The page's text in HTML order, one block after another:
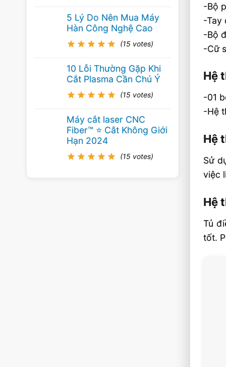
5 Lý Do Nên Mua Máy
Hàn Công Nghệ Cao
(15 votes)
10 Lỗi Thường Gặp Khi
Cắt Plasma Cần Chú Ý
(15 votes)
Máy cắt laser CNC
Fiber™ ⭐️ Cắt Không Giới
Hạn 2024
(15 votes)
-Bộ
-Tay
-Bộ
-Cữ
Hệ
-01
-Hệ
Hệ
Sử
việc
Hệ
Tủ
tốt.